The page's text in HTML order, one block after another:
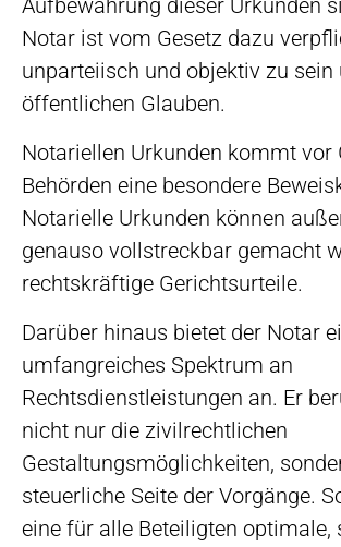
Aufbewahrung dieser Urkunden
Notar ist vom Gesetz dazu
unparteiisch und objektiv zu sein
öffentlichen Glauben.
Notariellen Urkunden kommt vor
Behörden eine besondere
Notarielle Urkunden können
genauso vollstreckbar gemacht
rechtskräftige Gerichtsurteile.
Darüber hinaus bietet der Notar
umfangreiches Spektrum an
Rechtsdienstleistungen an. Er
nicht nur die zivilrechtlichen
Gestaltungsmöglichkeiten,
steuerliche Seite der Vorgänge.
eine für alle Beteiligten optimale,